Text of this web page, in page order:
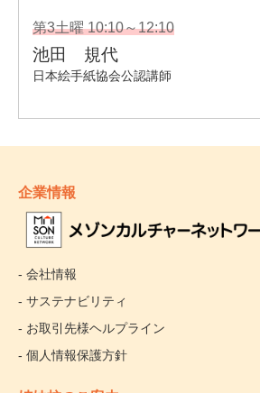
企業情報
- 会社情報
- サステナビリティ
- お取引先様ヘルプライン
- 個人情報保護方針